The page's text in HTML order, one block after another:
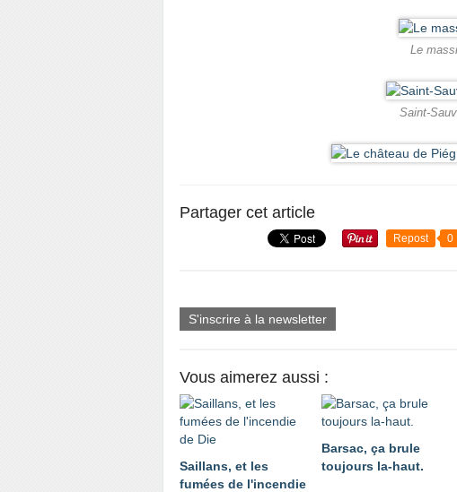
Le
Saint-
Partager cet article
Repost 0
S'inscrire à la newsletter
Vous aimerez aussi :
Saillans, et les
fumées de l'incendie
Barsac, ça brule
toujours la-haut.